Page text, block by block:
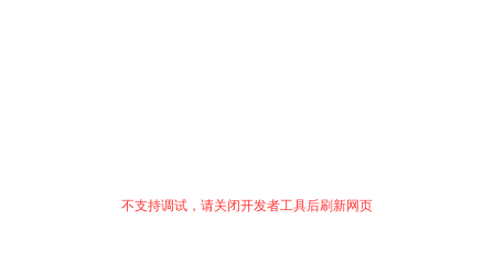
不支持调试，请关闭开发者工具后刷新网页